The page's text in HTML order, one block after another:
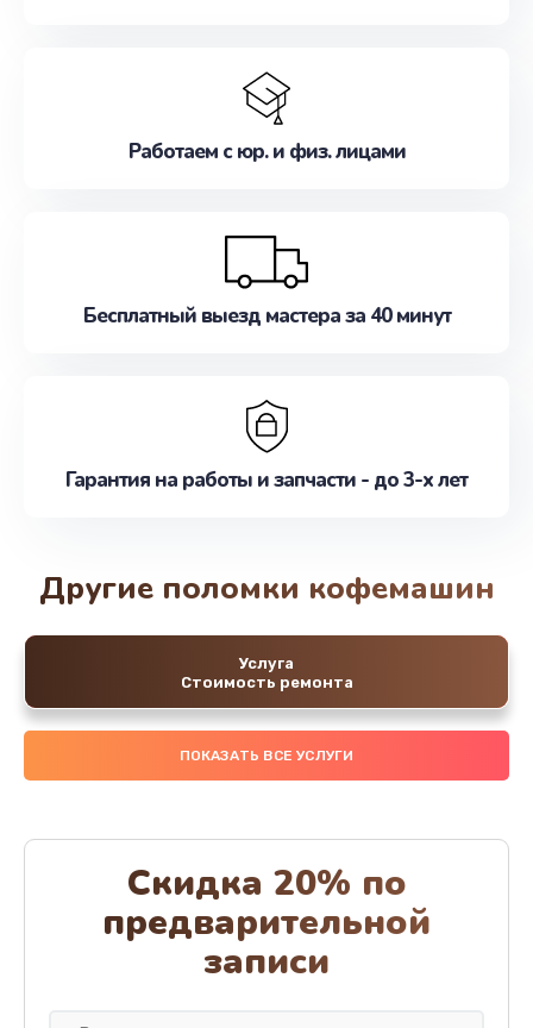
Работаем с юр. и физ. лицами
Бесплатный выезд мастера за 40 минут
Гарантия на работы и запчасти - до 3-х лет
Другие поломки кофемашин
Услуга
Стоимость ремонта
ПОКАЗАТЬ ВСЕ УСЛУГИ
Скидка 20% по
предварительной
записи